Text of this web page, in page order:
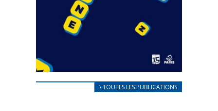
CARNET D’ACCUEIL\ TOUTES LES PUBLICATIONS